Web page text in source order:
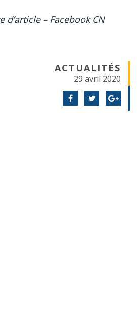
d’article – Facebook CN
ACTUALITÉS
29 avril 2020